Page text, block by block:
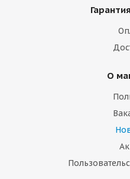
О